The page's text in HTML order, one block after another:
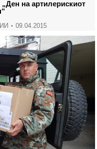
на артилерискиот
09.04.2015